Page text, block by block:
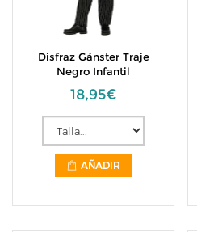
Disfraz Gánster Traje
Negro Infantil
18,95€
AÑADIR